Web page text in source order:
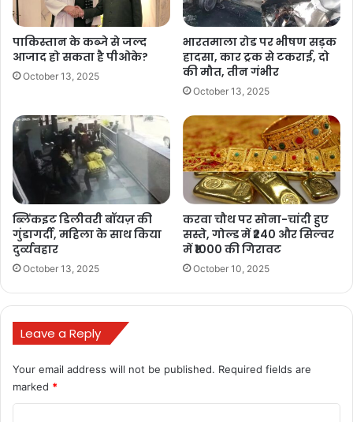
पाकिस्तान के कब्जे से जल्द
आजाद हो सकता है पीओके?
October 13, 2025
भारतमाला रोड पर भीषण सड़क
हादसा, कार ट्रक से टकराई, दो
की मौत, तीन गंभीर
October 13, 2025
ब्लिंकइट डिलीवरी बॉयज़ की
गुंडागर्दी, महिला के साथ किया
दुर्व्यवहार
October 13, 2025
करवा चौथ पर सोना-चांदी हुए
सस्ते, गोल्ड में ₹240 और सिल्वर
में ₹1000 की गिरावट
October 10, 2025
Leave a Reply
Your email address will not be published. Required fields are
marked *